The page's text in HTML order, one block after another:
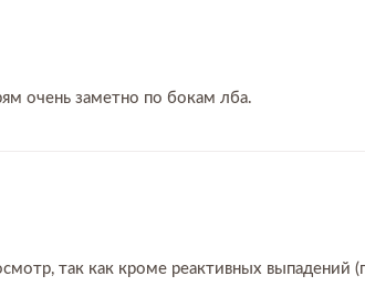
очень заметно по бокам лба.
так как кроме реактивных выпадений